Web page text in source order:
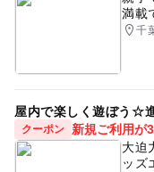
満載
千
屋内で楽しく遊ぼう☆
クーポン 新規ご利用が
大迫
ッズ